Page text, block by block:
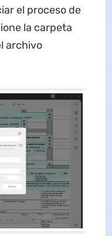
el proceso de
la carpeta
archivo